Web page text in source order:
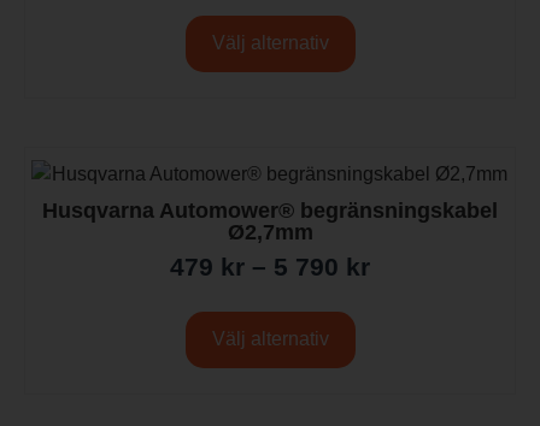
Välj alternativ
Husqvarna Automower® begränsningskabel
Ø2,7mm
479 kr – 5 790 kr
Välj alternativ